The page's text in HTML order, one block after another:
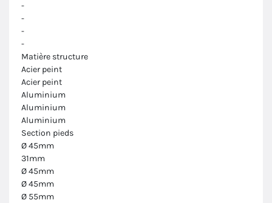
-
-
-
-
Matière structure
Acier peint
Acier peint
Aluminium
Aluminium
Aluminium
Section pieds
Ø 45mm
31mm
Ø 45mm
Ø 45mm
Ø 55mm